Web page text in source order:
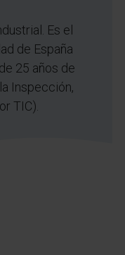
Es el
de España
25 años de
Inspección,
TIC).